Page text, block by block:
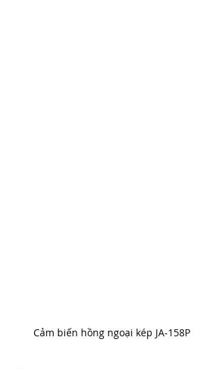
Cảm biến hồng ngoại kép JA-158P